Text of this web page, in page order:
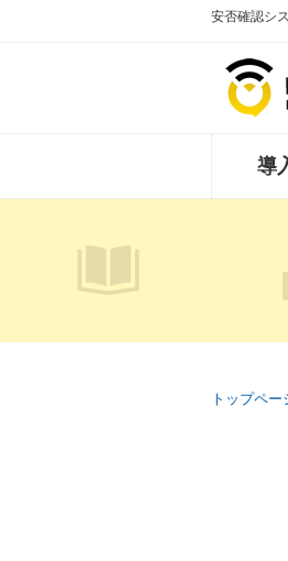
安否確認シ
導
トップペー